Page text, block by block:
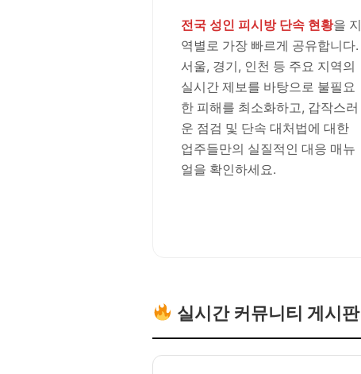
전국 성인 피시방 단속 현황을 지
역별로 가장 빠르게 공유합니다.
서울, 경기, 인천 등 주요 지역의
실시간 제보를 바탕으로 불필요
한 피해를 최소화하고, 갑작스러
운 점검 및 단속 대처법에 대한
업주들만의 실질적인 대응 매뉴
얼을 확인하세요.
실시간 커뮤니티 게시판